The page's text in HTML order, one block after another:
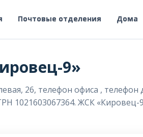
Почтовые отделения Дома
9»
26, телефон офиса , телефон
1021603067364. ЖСК «Кировец-